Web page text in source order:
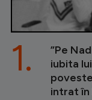
”Pe
iubita
intrat în
1.